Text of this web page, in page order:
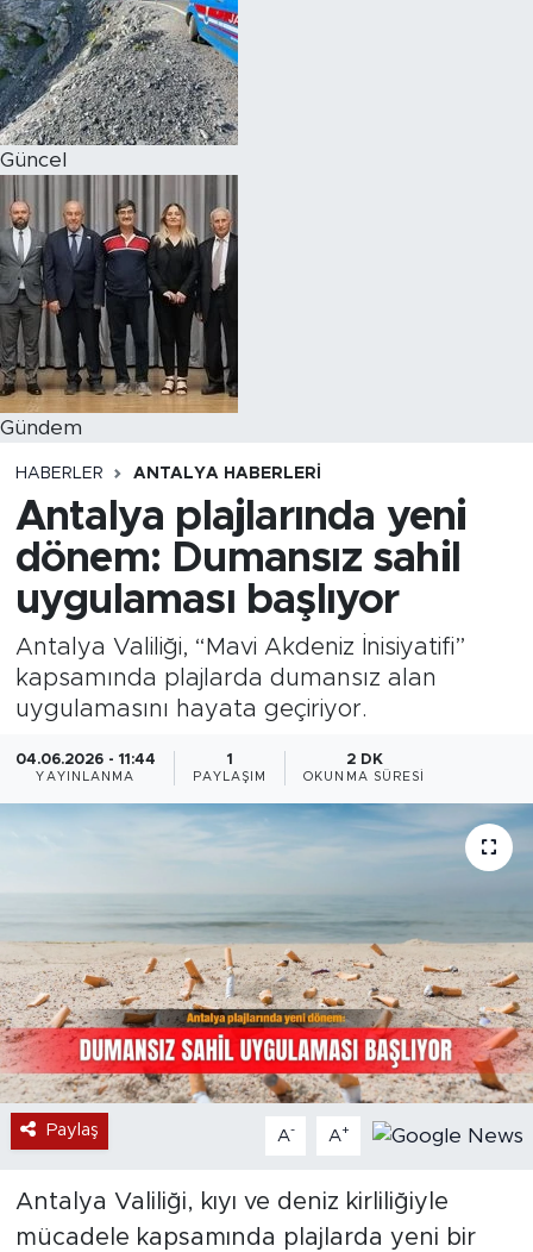
Güncel
Gündem
HABERLER ANTALYA HABERLERI
Antalya plajlarında yeni
dönem: Dumansız sahil
uygulaması başlıyor
Antalya Valiliği, “Mavi Akdeniz İnisiyatifi”
kapsamında plajlarda dumansız alan
uygulamasını hayata geçiriyor.
04.06.2026 - 11:44
YAYINLANMA
1
PAYLAŞIM
2 DK
OKUNMA SÜRESI
Paylaş A- A+
Antalya Valiliği, kıyı ve deniz kirliliğiyle
mücadele kapsamında plajlarda yeni bir
Magazin
Özel Haber
Politika
Resmi İlanlar
Sağlık
Spor
Turizm